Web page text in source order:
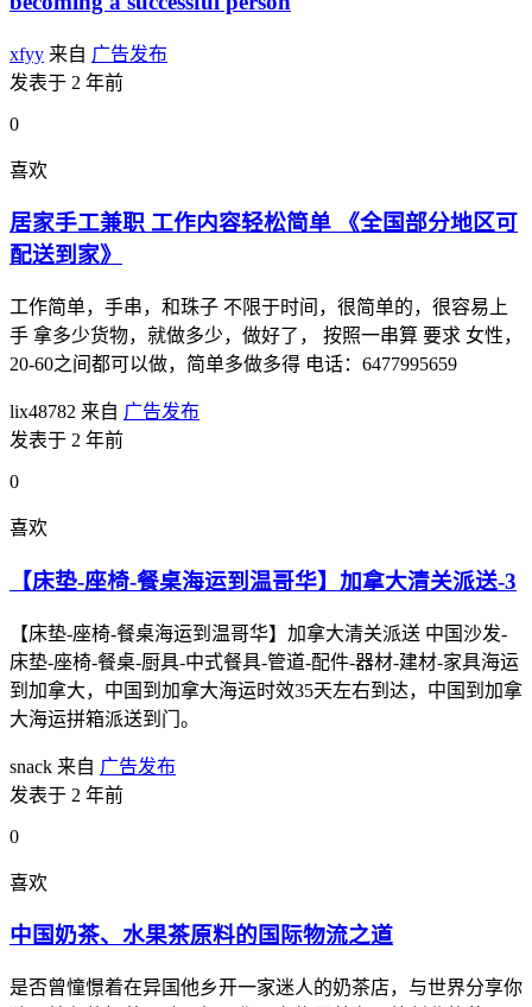
xfyy 来自 广告发布
发表于 2 年前
0
喜欢
居家手工兼职 工作内容轻松简单 《全国部分地区可
配送到家》
工作简单，手串，和珠子 不限于时间，很简单的，很容易上
手 拿多少货物，就做多少，做好了， 按照一串算 要求 女性，
20-60之间都可以做，简单多做多得 电话：6477995659
lix48782 来自 广告发布
发表于 2 年前
0
喜欢
【床垫-座椅-餐桌海运到温哥华】加拿大清关派送-3
【床垫-座椅-餐桌海运到温哥华】加拿大清关派送 中国沙发-
床垫-座椅-餐桌-厨具-中式餐具-管道-配件-器材-建材-家具海运
到加拿大，中国到加拿大海运时效35天左右到达，中国到加拿
大海运拼箱派送到门。
snack 来自 广告发布
发表于 2 年前
0
喜欢
中国奶茶、水果茶原料的国际物流之道
是否曾憧憬着在异国他乡开一家迷人的奶茶店，与世界分享你